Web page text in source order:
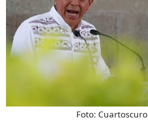
Foto: Cuartoscuro